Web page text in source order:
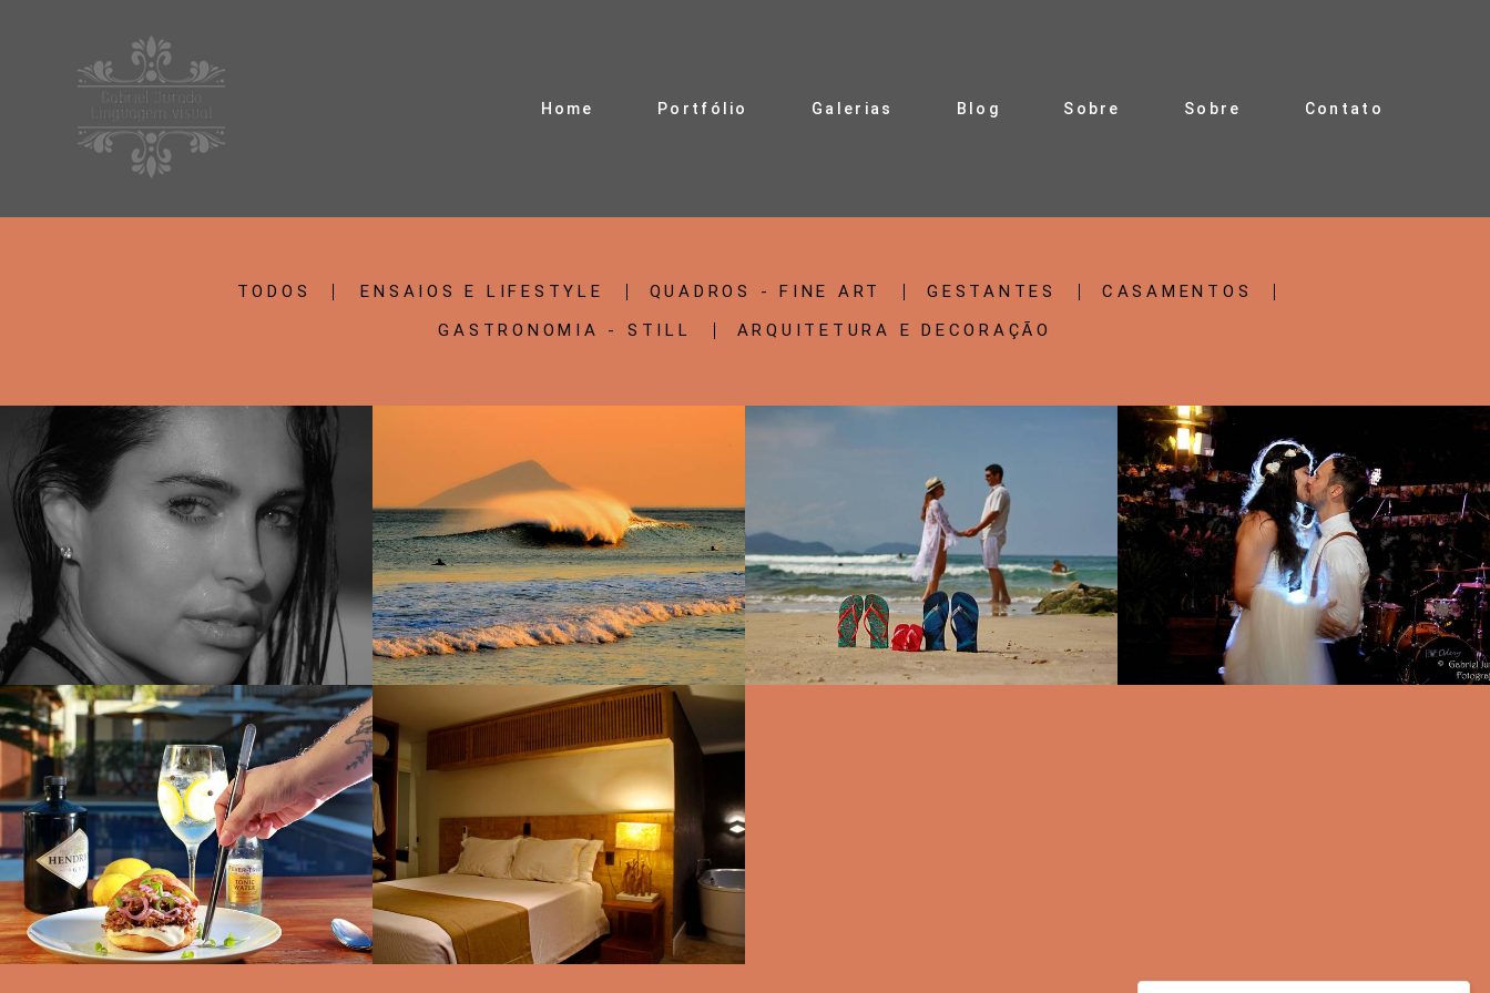
Home Portfólio Galerias Blog Sobre Sobre Contato
TODOS ENSAIOS E LIFESTYLE QUADROS - FINE ART GESTANTES
CASAMENTOS
GASTRONOMIA - STILL
ARQUITETURA E DECORAÇÃO
3034 89 1765 18 3038 0 1382 8
1323 1
1228 1